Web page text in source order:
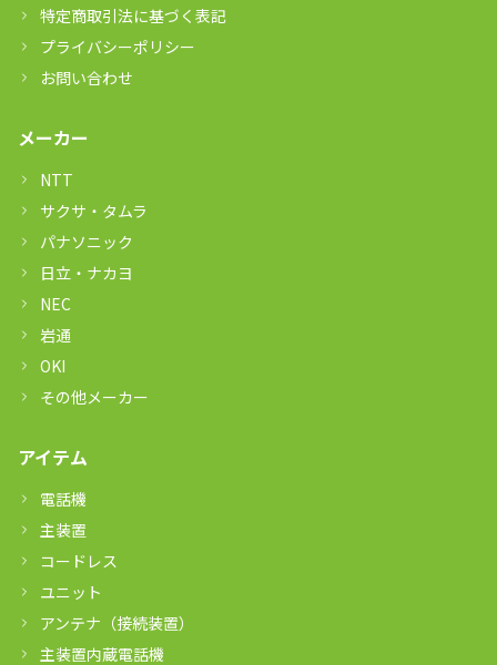
特定商取引法に基づく表記
プライバシーポリシー
お問い合わせ
メーカー
NTT
サクサ・タムラ
パナソニック
日立・ナカヨ
NEC
岩通
OKI
その他メーカー
アイテム
電話機
主装置
コードレス
ユニット
アンテナ（接続装置）
主装置内蔵電話機